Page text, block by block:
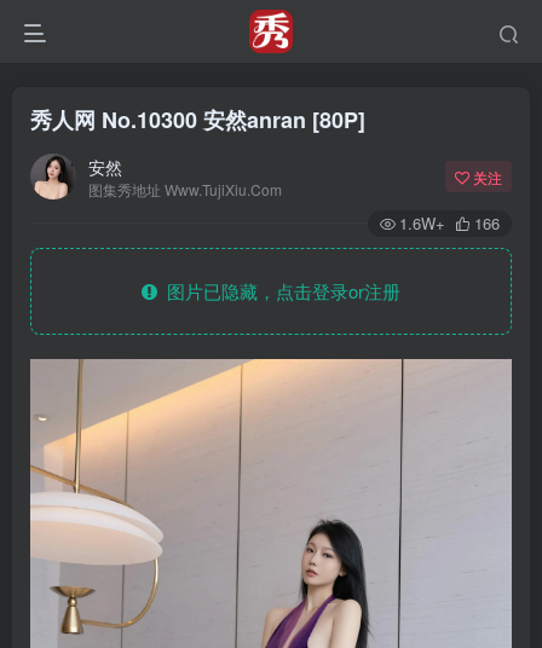
秀人网 No.10300 安然anran [80P]
安然
图集秀地址 Www.TujiXiu.Com
关注
1.6W+ 166
图片已隐藏，点击登录or注册